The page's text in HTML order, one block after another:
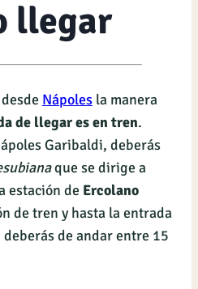
llegar
Nápoles la manera
de llegar es en tren.
Garibaldi, deberás
que se dirige a
estación de Ercolano
de tren y hasta la entrada
de andar entre 15